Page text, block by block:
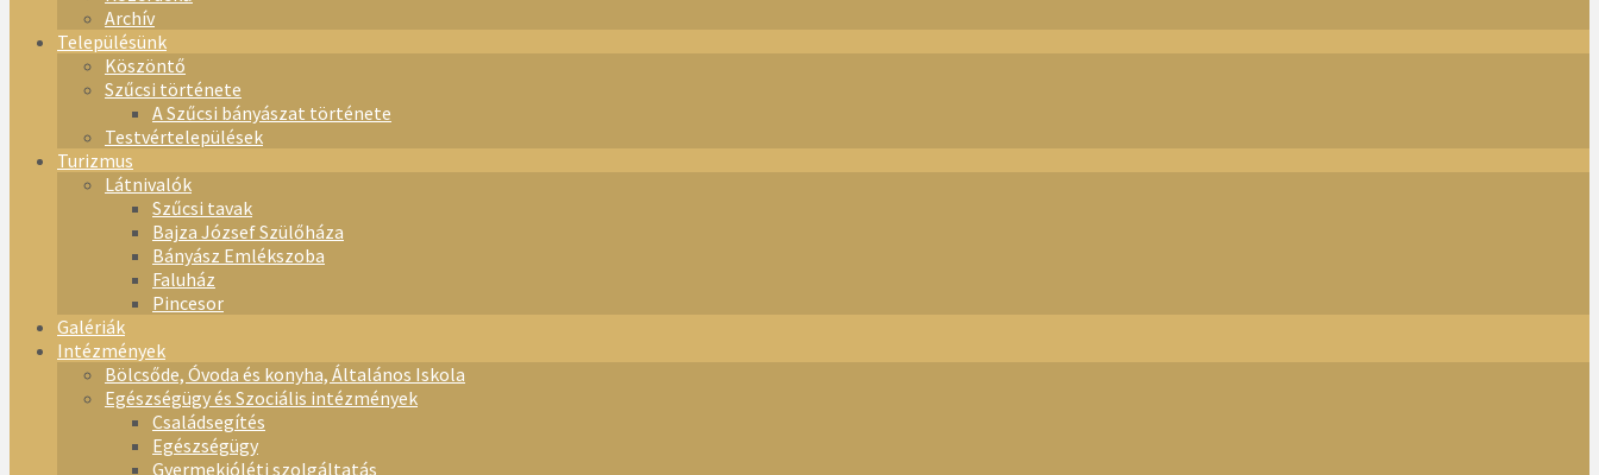
Archív
Településünk
Köszöntő
Szűcsi története
A Szűcsi bányászat története
Testvértelepülések
Turizmus
Látnivalók
Szűcsi tavak
Bajza József Szülőháza
Bányász Emlékszoba
Faluház
Pincesor
Galériák
Intézmények
Bölcsőde, Óvoda és konyha, Általános Iskola
Egészségügy és Szociális intézmények
Családsegítés
Egészségügy
Gyermekjóléti szolgáltatás